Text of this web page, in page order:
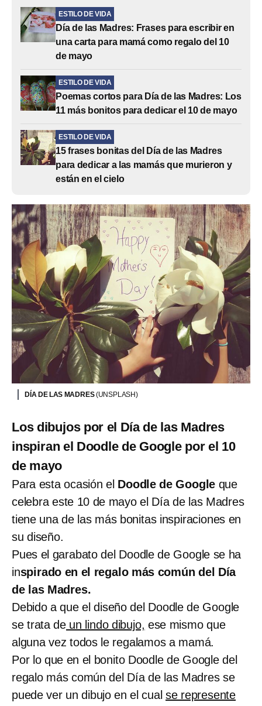
ESTILO DE VIDA
Día de las Madres: Frases para escribir en
una carta para mamá como regalo del 10
de mayo
ESTILO DE VIDA
Poemas cortos para Día de las Madres: Los
11 más bonitos para dedicar el 10 de mayo
ESTILO DE VIDA
15 frases bonitas del Día de las Madres
para dedicar a las mamás que murieron y
están en el cielo
DÍA DE LAS MADRES(UNSPLASH)
Los dibujos por el Día de las Madres
inspiran el Doodle de Google por el 10
de mayo
Para esta ocasión el Doodle de Google que
celebra este 10 de mayo el Día de las Madres
tiene una de las más bonitas inspiraciones en
su diseño.
Pues el garabato del Doodle de Google se ha
inspirado en el regalo más común del Día
de las Madres.
Debido a que el diseño del Doodle de Google
se trata de un lindo dibujo, ese mismo que
alguna vez todos le regalamos a mamá.
Por lo que en el bonito Doodle de Google del
regalo más común del Día de las Madres se
puede ver un dibujo en el cualse represente